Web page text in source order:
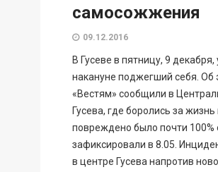
самосожжения
09.12.2016
В Гусеве в пятницу, 9
накануне поджегший себя. Об
«Вестям» сообщили в
Гусева, где боролись за
повреждено было почти 100%
зафиксировали в 8.05.
в центре Гусева напротив